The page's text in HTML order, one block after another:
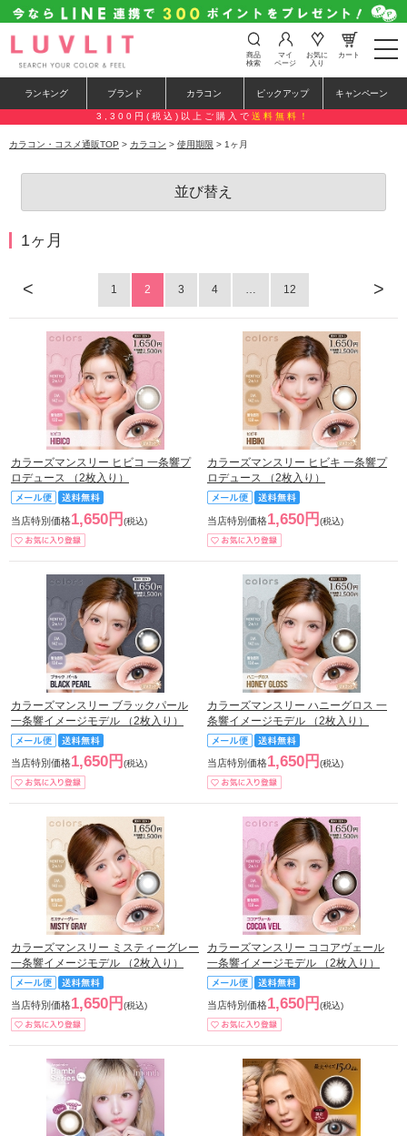
t
o
e
n
t
商品
検索
マイ
ページ
お気に
入り
カート
ランキング ブランド カラコン ピックアップ キャンペーン
3,300円(税込)以上ご購入で 送料無料！
カラコン・コスメ通販TOP > カラコン > 使用期限 > 1ヶ月
並び替え
1ヶ月
< >
1 2 3 4 … 12
カラーズマンスリー ヒビコ 一条響プ
ロデュース （2枚入り）
当店特別価格1,650円 (税込)
カラーズマンスリー ヒビキ 一条響プ
ロデュース （2枚入り）
当店特別価格1,650円 (税込)
カラーズマンスリー ブラックパール
一条響イメージモデル （2枚入り）
当店特別価格1,650円 (税込)
カラーズマンスリー ハニーグロス 一
条響イメージモデル （2枚入り）
当店特別価格1,650円 (税込)
カラーズマンスリー ミスティーグレー
一条響イメージモデル （2枚入り）
当店特別価格1,650円 (税込)
カラーズマンスリー ココアヴェール
一条響イメージモデル （2枚入り）
当店特別価格1,650円 (税込)